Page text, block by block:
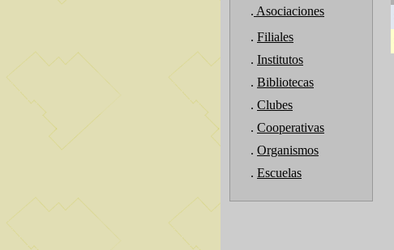
. Asociaciones
. Filiales
. Institutos
. Bibliotecas
. Clubes
. Cooperativas
. Organismos
. Escuelas